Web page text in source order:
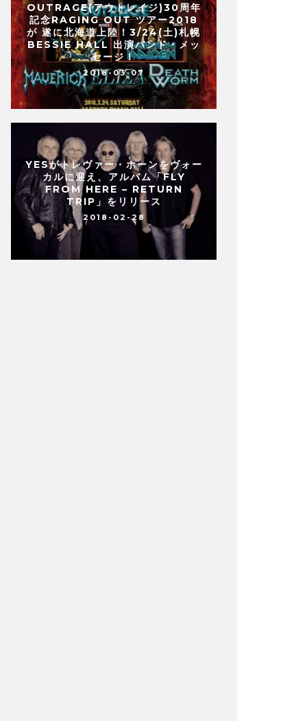
OUTRAGE(アウトレイジ)30周年
記念RAGING OUT ツアー2018
が 遂に北海道上陸！3/24(土)札幌
BESSIE HALL 出演バンド・メッ
セージ！
2018-03-07
YESがトレヴァー・ホーンをヴォー
カルに迎え、アルバム「FLY
FROM HERE – RETURN
TRIP」をリリース
2018-02-28